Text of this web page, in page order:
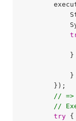
            }
            }
        });
// =>
//
try {